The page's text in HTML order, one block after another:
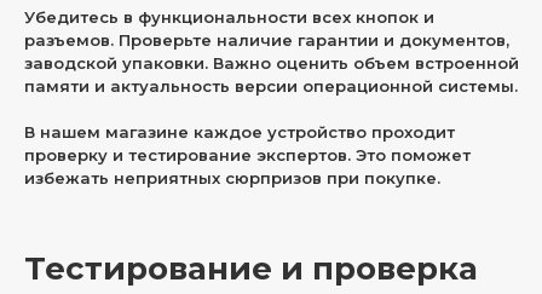
Убедитесь в функциональности всех кнопок и
разъемов. Проверьте наличие гарантии и документов,
заводской упаковки. Важно оценить объем встроенной
памяти и актуальность версии операционной системы.
В нашем магазине каждое устройство проходит
проверку и тестирование экспертов. Это поможет
избежать неприятных сюрпризов при покупке.
Тестирование и проверка